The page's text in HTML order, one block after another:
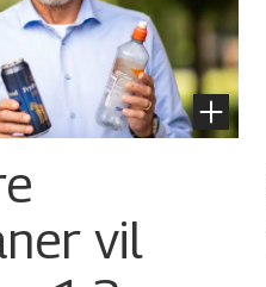
vil